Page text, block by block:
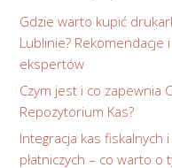
Gdzie warto kupić
Lublinie? Rekomendacje
ekspertów
Czym jest i co zapewnia
Repozytorium Kas?
Integracja kas fiskalnych
płatniczych – co warto o